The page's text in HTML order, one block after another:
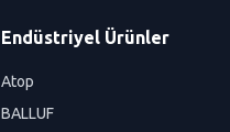
Endüstriyel Ürünler
Atop
BALLUF